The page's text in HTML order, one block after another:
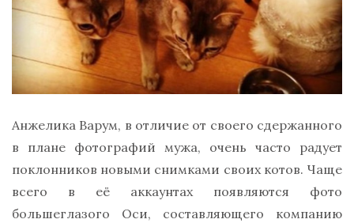
Анжелика Варум, в отличие от своего сдержанного
в плане фотографий мужа, очень часто радует
поклонников новыми снимками своих котов. Чаще
всего в её аккаунтах появляются фото
большеглазого Оси, составляющего компанию